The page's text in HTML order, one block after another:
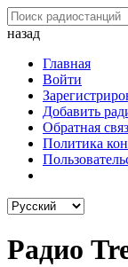
назад
Главная
Войти
Добавить
Обратная
Политика
Радио